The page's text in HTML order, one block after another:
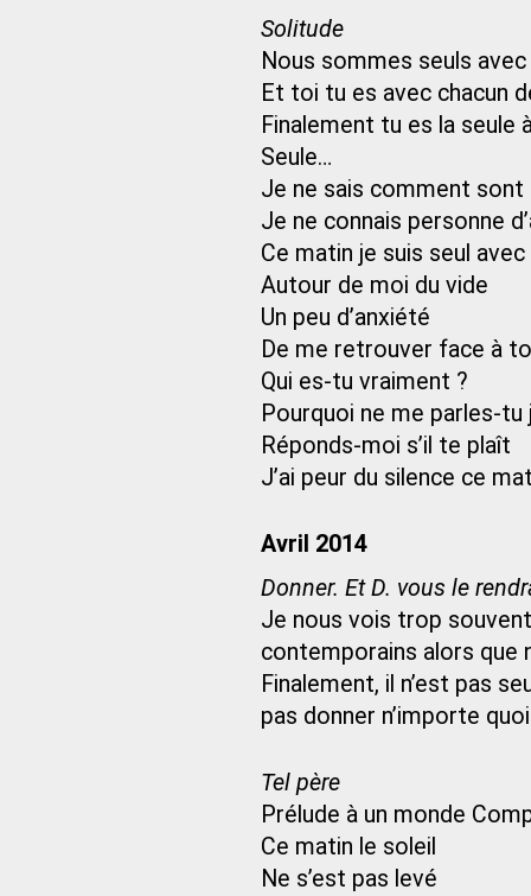
Solitude
Nous sommes seuls
Et toi tu es avec chacun
Finalement tu es la seule
Seule…
Je ne sais comment
Je ne connais personne
Ce matin je suis seul
Autour de moi du vide
Un peu d’anxiété
De me retrouver face à
Qui es-tu vraiment ?
Pourquoi ne me parles-tu
Réponds-moi s’il te plaît
J’ai peur du silence ce
Avril 2014
Donner. Et D. vous le
Je nous vois trop
contemporains alors que
Finalement, il n’est pas
pas donner n’importe
Tel père
Prélude à un monde
Ce matin le soleil
Ne s’est pas levé